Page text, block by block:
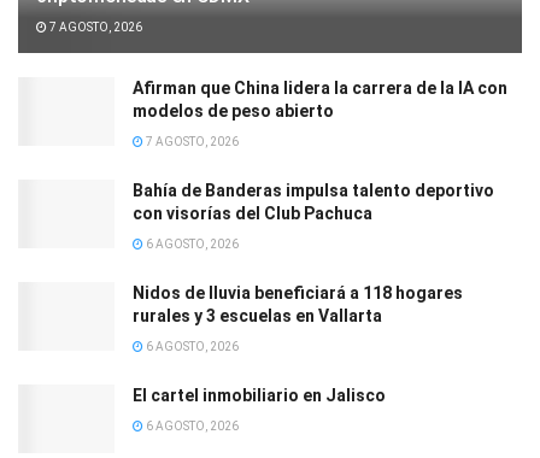
7 AGOSTO, 2026
Afirman que China lidera la carrera de la IA con
modelos de peso abierto
7 AGOSTO, 2026
Bahía de Banderas impulsa talento deportivo
con visorías del Club Pachuca
6 AGOSTO, 2026
Nidos de lluvia beneficiará a 118 hogares
rurales y 3 escuelas en Vallarta
6 AGOSTO, 2026
El cartel inmobiliario en Jalisco
6 AGOSTO, 2026